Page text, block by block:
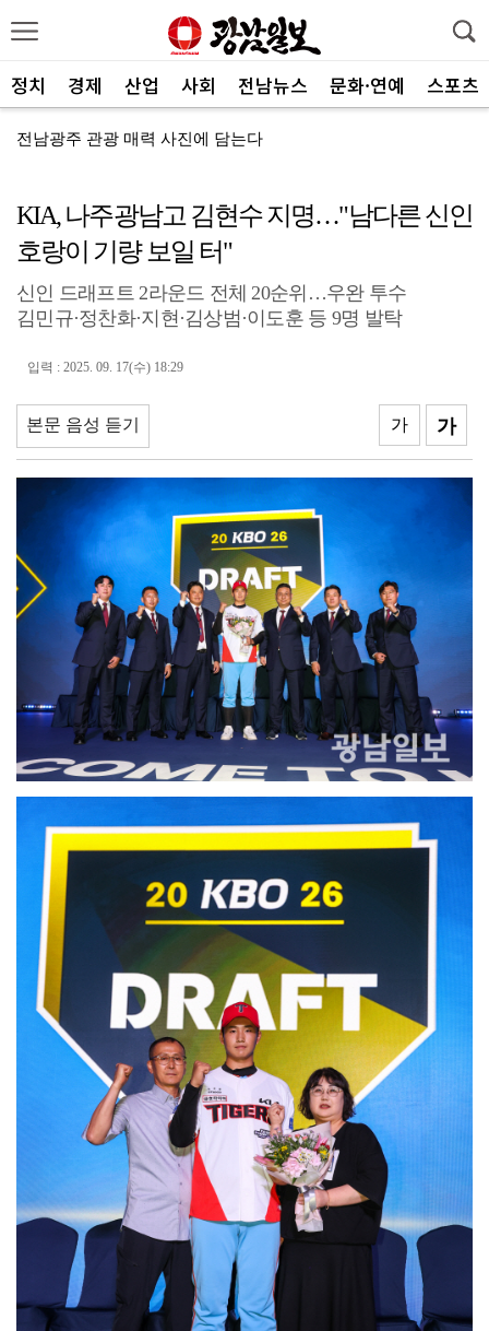
정치 경제 산업 사회 전남뉴스 문화·연예 스포츠
전남광주 관광 매력 사진에 담는다
중기부, 지방소멸 대응 유공자 찾는다
광산구자원봉사센터, 폭염 대응 통합자원지원단 활동
ACC '아시아의 장치들'전···누적 관람객 10만명 ...
전남광주통합특별시, 부시장 인사청문 앞서 관련 조례 정...
중진공, 유망 중소기업 최대 20억 성장자금
현대차그룹, 공동주택서 주차로봇 실증 추진
KIA, 나주광남고 김현수 지명…"남다른 신인
호랑이 기량 보일 터"
신인 드래프트 2라운드 전체 20순위…우완 투수
김민규·정찬화·지현·김상범·이도훈 등 9명 발탁
입력 : 2025. 09. 17(수) 18:29
본문 음성 듣기 가
가